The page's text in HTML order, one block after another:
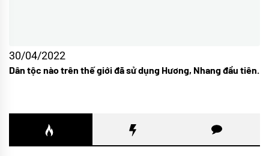
30/04/2022
Dân tộc nào trên thế giới đã sử dụng Hương, Nhang đầu tiên.